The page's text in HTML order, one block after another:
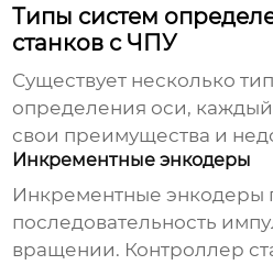
Типы систем
станков с ЧПУ
Существует несколько
определения оси,
свои преимущества и
Инкрементные энкодеры
Инкрементные энкодеры
последовательность
вращении. Контроллер